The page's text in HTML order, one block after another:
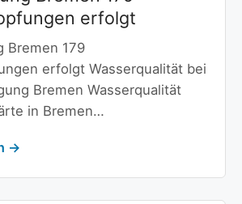
erfolgt
Bremen 179
erfolgt Wasserqualität bei
Bremen Wasserqualität
in Bremen…
→